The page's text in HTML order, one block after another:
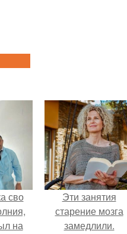
сво
на
Эти занятия
старение мозга
замедлили.